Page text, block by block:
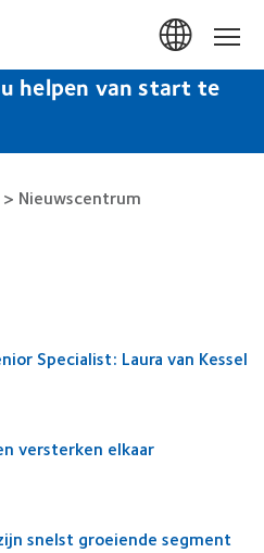
helpen van start te
> Nieuwscentrum
Specialist: Laura van Kessel
versterken elkaar
snelst groeiende segment